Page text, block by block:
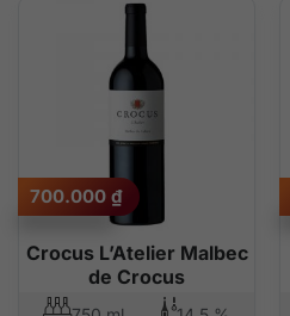
Crocus L’Atelier Malbec
de Crocus
700.000 ₫